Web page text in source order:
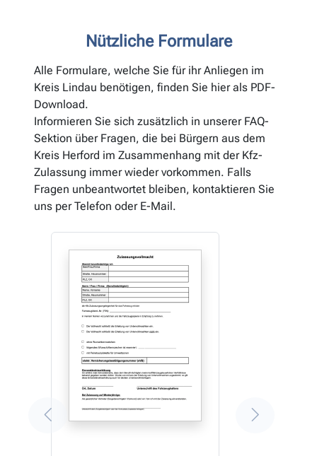
Nützliche Formulare
Alle Formulare, welche Sie für ihr Anliegen im
Kreis Lindau benötigen, finden Sie hier als PDF-
Download.
Informieren Sie sich zusätzlich in unserer FAQ-
Sektion über Fragen, die bei Bürgern aus dem
Kreis Herford im Zusammenhang mit der Kfz-
Zulassung immer wieder vorkommen. Falls
Fragen unbeantwortet bleiben, kontaktieren Sie
uns per Telefon oder E-Mail.